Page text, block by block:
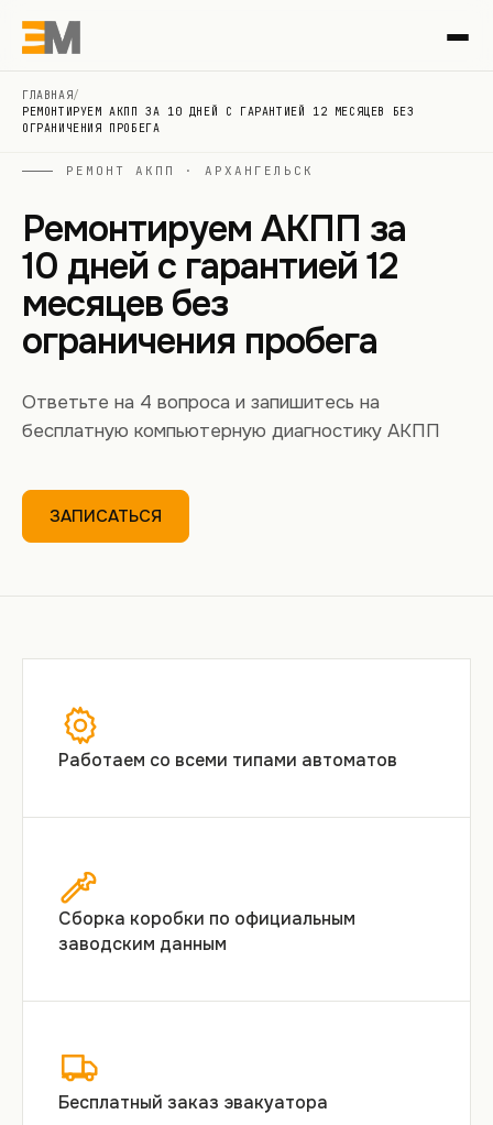
ГЛАВНАЯ/
РЕМОНТИРУЕМ АКПП ЗА 10 ДНЕЙ С ГАРАНТИЕЙ 12 МЕСЯЦЕВ БЕЗ
ОГРАНИЧЕНИЯ ПРОБЕГА
РЕМОНТ АКПП · АРХАНГЕЛЬСК
Ремонтируем АКПП за
10 дней с гарантией 12
месяцев без
ограничения пробега
Ответьте на 4 вопроса и запишитесь на
бесплатную компьютерную диагностику АКПП
ЗАПИСАТЬСЯ
Работаем со всеми типами автоматов
Сборка коробки по официальным
заводским данным
Бесплатный заказ эвакуатора